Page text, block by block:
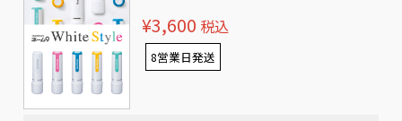
¥3,600 税込
8営業日発送